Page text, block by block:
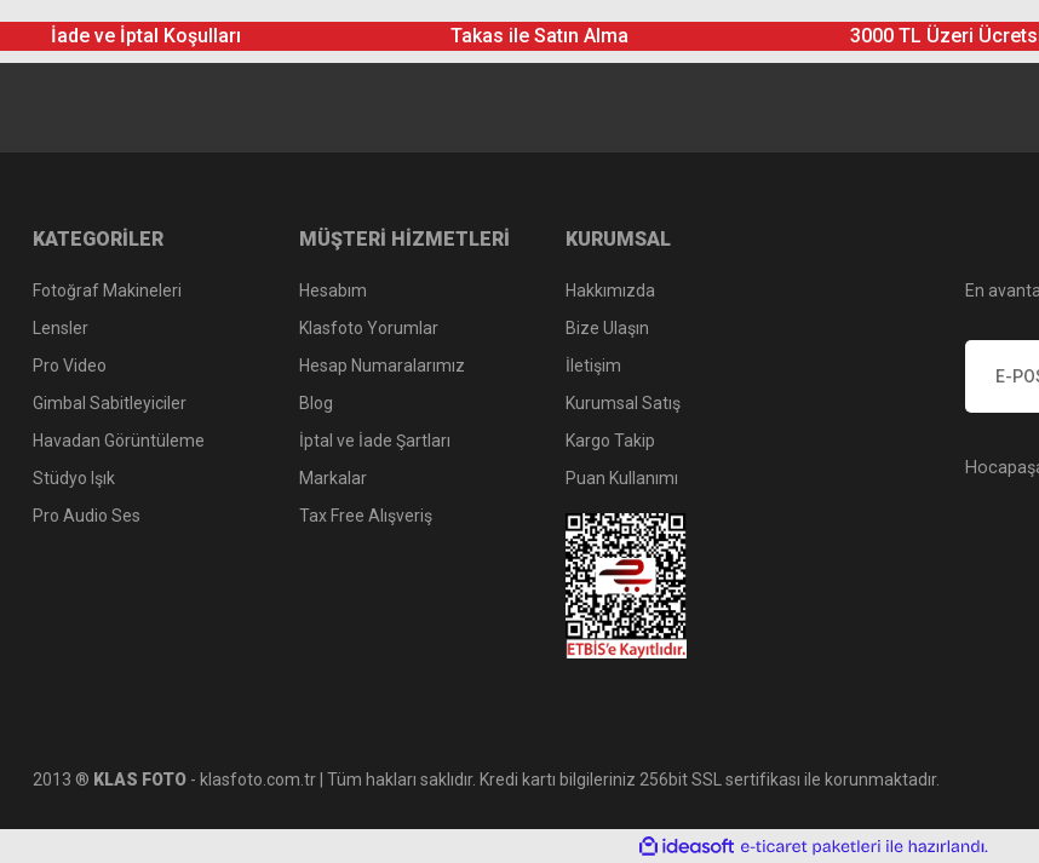
DJI Mic Mini 2 Manyetik Klipsi x 1
DJI Mic 3 Magnet x 1
İade ve İptal Koşulları Takas ile Satın Alma 3000 TL Üzeri
KATEGORİLER
Fotoğraf Makineleri
Lensler
Pro Video
Gimbal Sabitleyiciler
Havadan Görüntüleme
Stüdyo Işık
Pro Audio Ses
MÜŞTERİ HİZMETLERİ
Hesabım
Klasfoto Yorumlar
Hesap Numaralarımız
Blog
İptal ve İade Şartları
Markalar
Tax Free Alışveriş
KURUMSAL
Hakkımızda
Bize Ulaşın
İletişim
Kurumsal Satış
Kargo Takip
Puan Kullanımı
En
2013 ® KLAS FOTO - klasfoto.com.tr | Tüm hakları saklıdır. Kredi kartı bilgileriniz 256bit SSL sertifikası ile korunmaktadır.
ideasoft
e-